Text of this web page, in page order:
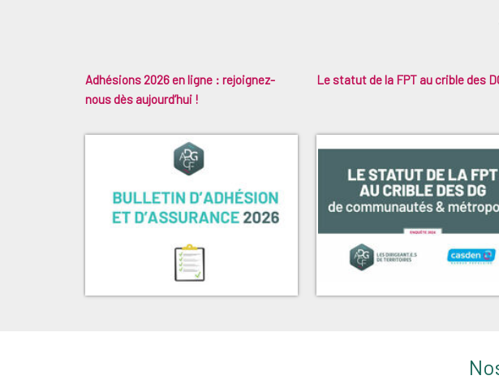
Adhésions 2026 en ligne : rejoignez-
nous dès aujourd’hui !
Le statut de la FPT au crible des